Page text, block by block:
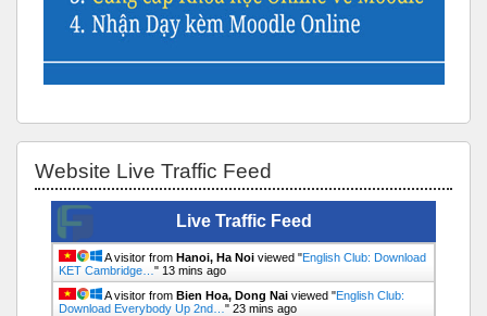
Website Live Traffic Feed
Live Traffic Feed
A visitor from Hanoi, Ha Noi viewed "English Club: Download
KET Cambridge… " 13 mins ago
A visitor from Bien Hoa, Dong Nai viewed "English Club:
Download Everybody Up 2nd… " 23 mins ago